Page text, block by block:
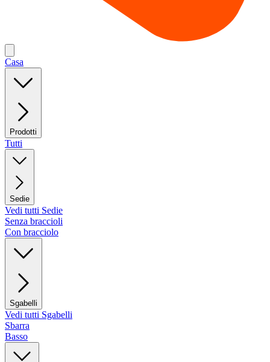
Casa
Prodotti
Tutti
Sedie
Vedi tutti Sedie
Senza braccioli
Con bracciolo
Sgabelli
Vedi tutti Sgabelli
Sbarra
Basso